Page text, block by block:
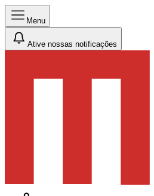
Menu
Ative nossas notificações